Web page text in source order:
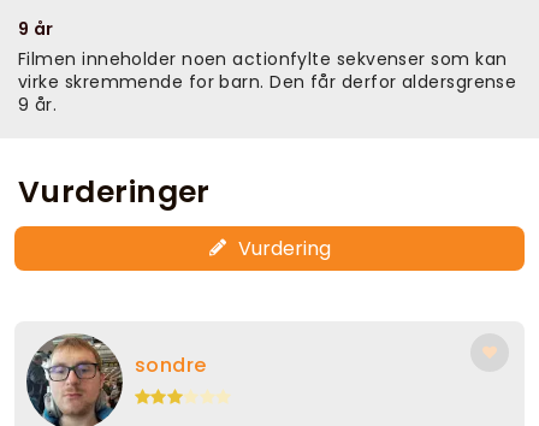
9 år
Filmen inneholder noen actionfylte sekvenser som kan
virke skremmende for barn. Den får derfor aldersgrense
9 år.
Vurderinger
Vurdering
sondre